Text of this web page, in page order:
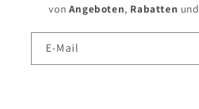
von Angeboten, Rabatten und
E-Mail